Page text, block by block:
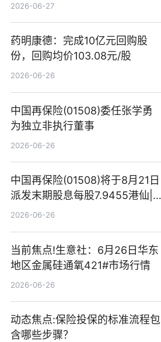
2026-06-27
药明康德：完成10亿元回购股
份，回购均价103.08元/股
2026-06-26
中国再保险(01508)委任张学勇
为独立非执行董事
2026-06-26
中国再保险(01508)将于8月21日
派发末期股息每股7.9455港仙|
看点
2026-06-26
当前焦点!生意社：6月26日华东
地区金属硅通氧421#市场行情
2026-06-26
动态焦点:保险投保的标准流程包
含哪些步骤？